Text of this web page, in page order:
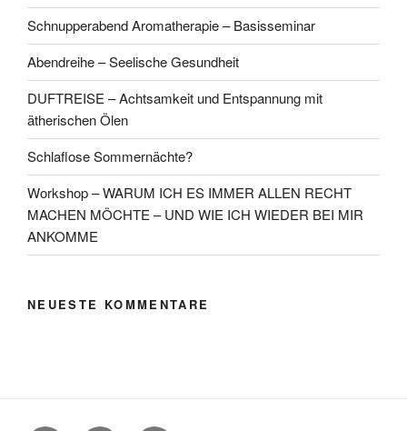
Schnupperabend Aromatherapie – Basisseminar
Abendreihe – Seelische Gesundheit
DUFTREISE – Achtsamkeit und Entspannung mit
ätherischen Ölen
Schlaflose Sommernächte?
Workshop – WARUM ICH ES IMMER ALLEN RECHT
MACHEN MÖCHTE – UND WIE ICH WIEDER BEI MIR
ANKOMME
NEUESTE KOMMENTARE